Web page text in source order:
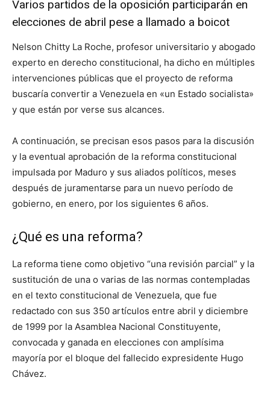
Varios partidos de la oposición participarán en
elecciones de abril pese a llamado a boicot
Nelson Chitty La Roche, profesor universitario y abogado
experto en derecho constitucional, ha dicho en múltiples
intervenciones públicas que el proyecto de reforma
buscaría convertir a Venezuela en «un Estado socialista»
y que están por verse sus alcances.
A continuación, se precisan esos pasos para la discusión
y la eventual aprobación de la reforma constitucional
impulsada por Maduro y sus aliados políticos, meses
después de juramentarse para un nuevo período de
gobierno, en enero, por los siguientes 6 años.
¿Qué es una reforma?
La reforma tiene como objetivo “una revisión parcial” y la
sustitución de una o varias de las normas contempladas
en el texto constitucional de Venezuela, que fue
redactado con sus 350 artículos entre abril y diciembre
de 1999 por la Asamblea Nacional Constituyente,
convocada y ganada en elecciones con amplísima
mayoría por el bloque del fallecido expresidente Hugo
Chávez.